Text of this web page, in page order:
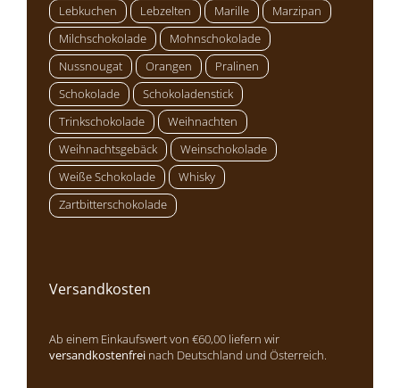
Lebkuchen
Lebzelten Marille
Marzipan
Milchschokolade
Mohnschokolade
Nussnougat
Orangen
Pralinen
Schokolade
Schokoladenstick
Trinkschokolade
Weihnachten
Weihnachtsgebäck
Weinschokolade
Weiße Schokolade
Whisky
Zartbitterschokolade
Versandkosten
Ab einem Einkaufswert von €60,00 liefern wir
versandkostenfrei nach Deutschland und Österreich.